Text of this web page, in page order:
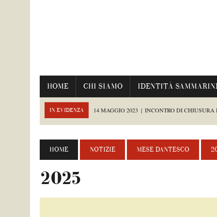
HOME CHI SIAMO IDENTITÀ
IN EVIDENZA 14 MAGGIO 2023 | INCONTRO DI CHIUSURA
TAG:GOBBI MAURIZIO
12 MAGGIO 2023 | MAGICO ROMANTICISMO AL MESE
8 MAGGIO 2023 | TERZO INCONTRO DEL MESE DANTESCO
TAG:CAPICCHIONI MARCO
HOME NOTIZIE MESE DANTESCO
2025